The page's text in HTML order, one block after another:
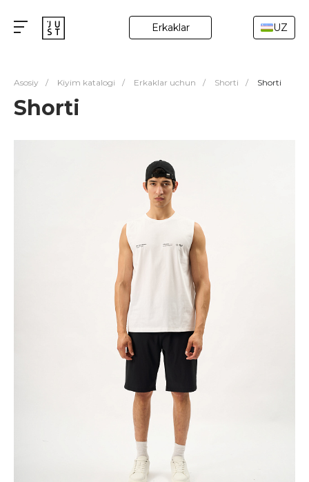
Erkaklar UZ
Asosiy / Kiyim katalogi / Erkaklar uchun / Shorti / Shorti
Shorti